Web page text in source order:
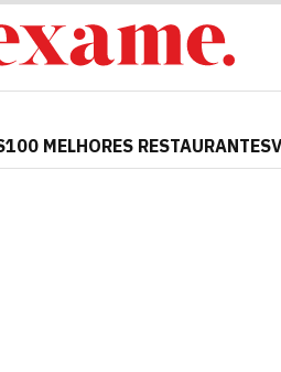
100 MELHORES RESTAURANTES